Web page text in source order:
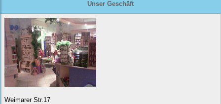
Unser Geschäft
Weimarer Str.17